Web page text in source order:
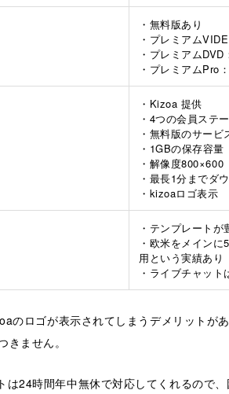
・無料版あり
・プレミアム
・プレミアム
・プレミアムPro
・Kizoa 提供
・4つの会員ステ
・無料版のサー
・1GBの保存容
・解像度
・最長1分まで
・kizoaロゴ表示
・テンプレートが
・欧米をメイン
用という実績あり
・ライブチャッ
のロゴが表示されてしまうデメリットが
きません。
は24時間年中無休で対応してくれるので